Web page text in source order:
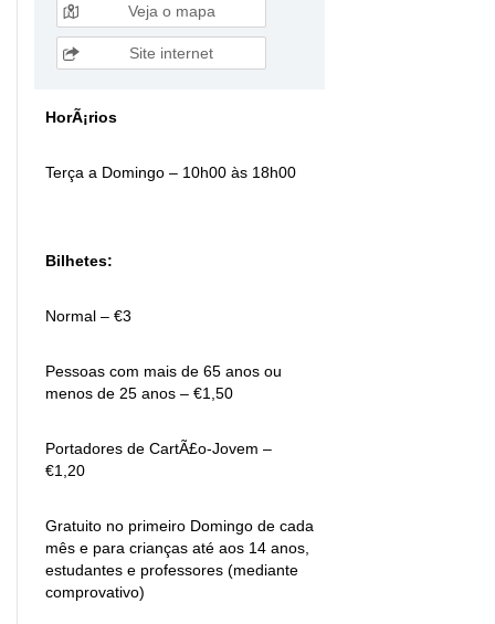
Veja o mapa
Site internet
HorÃ¡rios
Terça a Domingo – 10h00 às 18h00
Bilhetes:
Normal – €3
Pessoas com mais de 65 anos ou
menos de 25 anos – €1,50
Portadores de CartÃ£o-Jovem –
€1,20
Gratuito no primeiro Domingo de cada
mês e para crianças até aos 14 anos,
estudantes e professores (mediante
comprovativo)